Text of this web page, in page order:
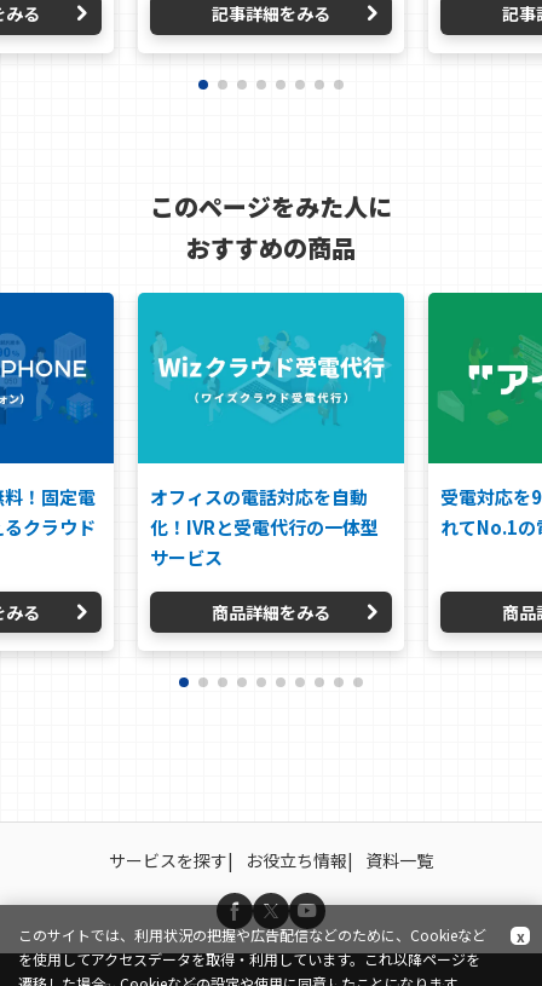
みる 記事詳細をみる 記事
このページをみた人に
おすすめの商品
！固定電
クラウド
みる
オフィスの電話対応を自動
化！IVRと受電代行の一体型
サービス
商品詳細をみる
受電対応を
れてNo.1の
商品
サービスを探す お役立ち情報 資料一覧
このサイトでは、利用状況の把握や広告配信などのために、Cookieなど
を使用してアクセスデータを取得・利用しています。これ以降ページを
x